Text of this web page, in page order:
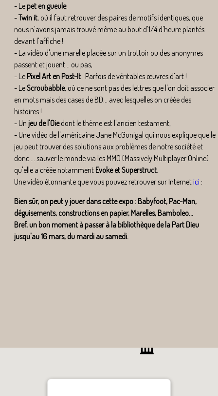
- Le pet en gueule,
-Twin it, où il faut retrouver des paires de motifs identiques, que
nous n'avons jamais trouvé même au bout d'1/4 d'heure plantés
devant l'affiche !
- La vidéo d'une marelle placée sur un trottoir ou des anonymes
passent et jouent... ou pas,
- Le Pixel Art en Post-It : Parfois de véritables œuvres d'art !
- LeScroubabble, où ce ne sont pas des lettres que l'on doit associer
en mots mais des cases de BD... avec lesquelles on créée des
histoires !
- Un jeu de l'Oiedont le thème est l'ancien testament,
- Une vidéo de l'américaine Jane McGonigal qui nous explique que le
jeu peut trouver des solutions aux problèmes de notre société et
donc.... sauver le monde via les MMO (Massively Multiplayer Online)
qu'elle a créée notamment Evoke et Superstruct.
Une vidéo étonnante que vous pouvez retrouver sur Internet ici :
Bien sûr, on peut y jouer dans cette expo : Babyfoot, Pac-Man,
déguisements, constructions en papier, Marelles, Bamboleo...
Bref, un bon moment à passer à la bibliothèque de la Part Dieu
jusqu'au 16 mars, du mardi au samedi.